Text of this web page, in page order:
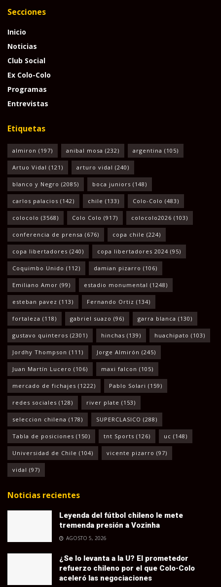
Secciones
Inicio
Noticias
Club Social
Ex Colo-Colo
Programas
Entrevistas
Etiquetas
almiron (197) anibal mosa (232) argentina (105)
Artuo Vidal (121) arturo vidal (240)
blanco y Negro (2085) boca juniors (148)
carlos palacios (142) chile (133) Colo-Colo (483)
colocolo (3568) Colo Colo (917) colocolo2026 (103)
conferencia de prensa (676) copa chile (224)
copa libertadores (240) copa libertadores 2024 (95)
Coquimbo Unido (112) damian pizarro (106)
Emiliano Amor (99) estadio monumental (1248)
esteban pavez (113) Fernando Ortiz (134)
fortaleza (118) gabriel suazo (96) garra blanca (130)
gustavo quinteros (2301) hinchas (139) huachipato (103)
Jordhy Thompson (111) Jorge Almirón (245)
Juan Martín Lucero (106) maxi falcon (105)
mercado de fichajes (1222) Pablo Solari (159)
redes sociales (128) river plate (153)
seleccion chilena (178) SUPERCLASICO (288)
Tabla de posiciones (150) tnt Sports (126) uc (148)
Universidad de Chile (104) vicente pizarro (97)
vidal (97)
Noticias recientes
Leyenda del fútbol chileno le mete
tremenda presión a Vozinha
AGOSTO 5, 2026
¿Se lo levanta a la U? El prometedor
refuerzo chileno por el que Colo-Colo
aceleró las negociaciones